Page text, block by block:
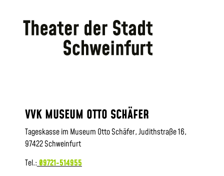
VVK MUSEUM OTTO SCHÄFER
Tageskasse im Museum Otto Schäfer, Judithstraße 16,
97422 Schweinfurt
Tel.: 09721-514955